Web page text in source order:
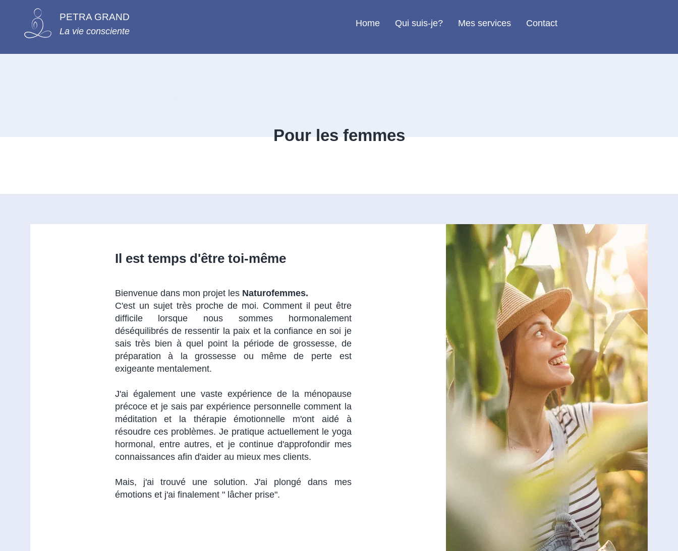
PETRA GRAND
La vie consciente
Home Qui suis-je? Mes services Contact
Pour les femmes
Il est temps d'être toi-même
Bienvenue dans mon projet les Naturofemmes.
C'est un sujet très proche de moi. Comment il peut être
difficile lorsque nous sommes hormonalement
déséquilibrés de ressentir la paix et la confiance en soi je
sais très bien à quel point la période de grossesse, de
préparation à la grossesse ou même de perte est
exigeante mentalement.
J'ai également une vaste expérience de la ménopause
précoce et je sais par expérience personnelle comment la
méditation et la thérapie émotionnelle m'ont aidé à
résoudre ces problèmes. Je pratique actuellement le yoga
hormonal, entre autres, et je continue d'approfondir mes
connaissances afin d'aider au mieux mes clients.
Mais, j'ai trouvé une solution. J'ai plongé dans mes
émotions et j'ai finalement " lâcher prise".